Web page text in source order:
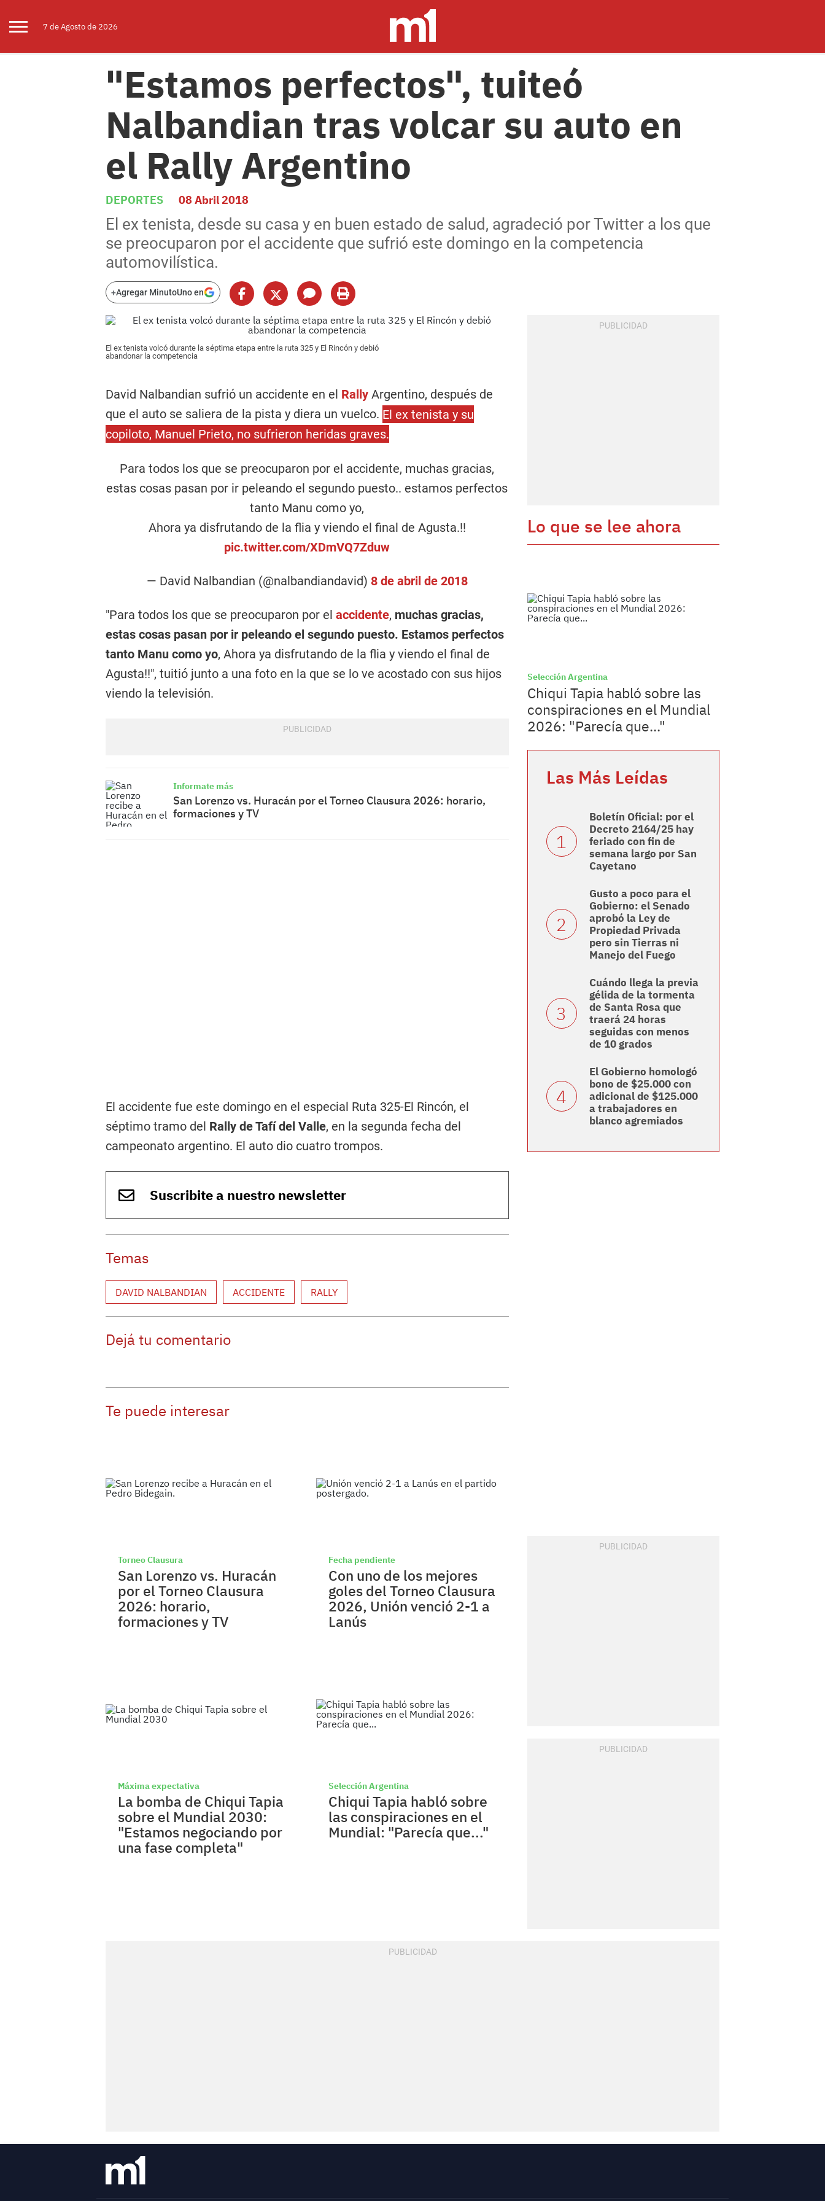
7 deAgostode 2026
"Estamos perfectos", tuiteó
Nalbandian tras volcar su auto en
el Rally Argentino
DEPORTES 08 Abril 2018
El ex tenista, desde su casa y en buen estado de salud, agradeció por Twitter a los que
se preocuparon por el accidente que sufrió este domingo en la competencia
automovilística.
+Agregar MinutoUno en
El ex tenista volcó durante la séptima etapa entre la ruta 325 y El Rincón y debió
abandonar la competencia
David Nalbandian sufrió un accidente en el Rally Argentino, después de
que el auto se saliera de la pista y diera un vuelco. El ex tenista y su
copiloto, Manuel Prieto, no sufrieron heridas graves.
Para todos los que se preocuparon por el accidente, muchas gracias,
estas cosas pasan por ir peleando el segundo puesto.. estamos perfectos
tanto Manu como yo,
Ahora ya disfrutando de la flia y viendo el final de Agusta.!!
pic.twitter.com/XDmVQ7Zduw
— David Nalbandian (@nalbandiandavid) 8 de abril de 2018
"Para todos los que se preocuparon por el accidente, muchas gracias,
estas cosas pasan por ir peleando el segundo puesto. Estamos perfectos
tanto Manu como yo, Ahora ya disfrutando de la flia y viendo el final de
Agusta!!", tuitió junto a una foto en la que se lo ve acostado con sus hijos
viendo la televisión.
Informate más
San Lorenzo vs. Huracán por el Torneo Clausura 2026: horario,
formaciones y TV
El accidente fue este domingo en el especial Ruta 325-El Rincón, el
séptimo tramo del Rally de Tafí del Valle, en la segunda fecha del
campeonato argentino. El auto dio cuatro trompos.
Suscribite a nuestro newsletter
Temas
DAVID NALBANDIAN ACCIDENTE RALLY
Dejá tu comentario
Te puede interesar
Torneo Clausura
San Lorenzo vs. Huracán
por el Torneo Clausura
2026: horario,
formaciones y TV
Fecha pendiente
Con uno de los mejores
goles del Torneo Clausura
2026, Unión venció 2-1 a
Lanús
Máxima expectativa
La bomba de Chiqui Tapia
sobre el Mundial 2030:
"Estamos negociando por
una fase completa"
Selección Argentina
Chiqui Tapia habló sobre
las conspiraciones en el
Mundial: "Parecía que..."
Lo que se lee ahora
Selección Argentina
Chiqui Tapia habló sobre las
conspiraciones en el Mundial
2026: "Parecía que..."
Las Más Leídas
Boletín Oficial: por el
Decreto 2164/25 hay
feriado con fin de
semana largo por San
Cayetano
Gusto a poco para el
Gobierno: el Senado
aprobó la Ley de
Propiedad Privada
pero sin Tierras ni
Manejo del Fuego
Cuándo llega la previa
gélida de la tormenta
de Santa Rosa que
traerá 24 horas
seguidas con menos
de 10 grados
El Gobierno homologó
bono de $25.000 con
adicional de $125.000
a trabajadores en
blanco agremiados